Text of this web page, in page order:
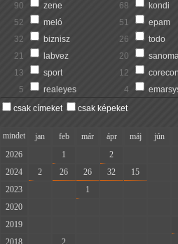
90
zene 68 kondi
52
meló 51 epam
32
biznisz 26 todo
21
labvez 20
13
sport 12
5
realeyes 4
csak címeket
csak képeket
mindet jan feb már ápr máj jún
2026
1 2
2024
2 26 26 32 15
2023
1
2020
2019
2018
2